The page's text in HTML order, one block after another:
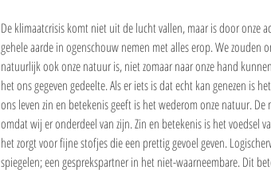
De klimaatcrisis komt niet uit de lucht vallen, maar is door onze
gehele aarde in ogenschouw nemen met alles erop. We
natuurlijk ook onze natuur is, niet zomaar naar onze hand
het ons gegeven gedeelte. Als er iets is dat echt kan genezen is
ons leven zin en betekenis geeft is het wederom onze natuur.
omdat wij er onderdeel van zijn. Zin en betekenis is het voedsel
het zorgt voor fijne stofjes die een prettig gevoel geven.
spiegelen; een gesprekspartner in het niet-waarneembare. Dit